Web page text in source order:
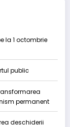
la 1 octombrie
public
permanent
deschiderii